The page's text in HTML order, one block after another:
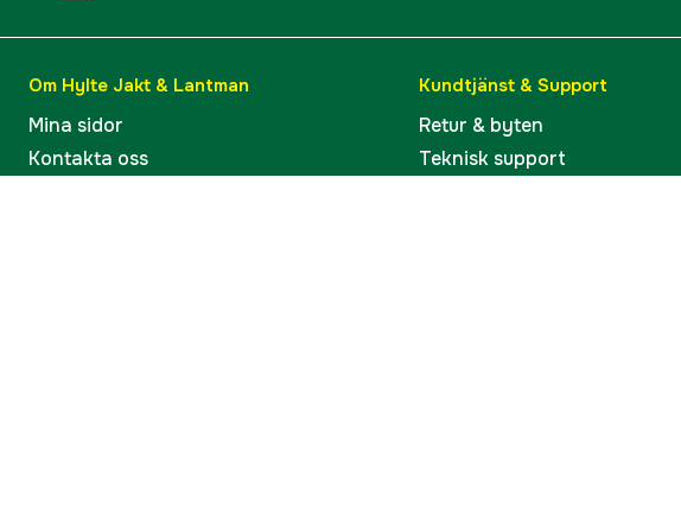
Om Hylte Jakt & Lantman
Mina sidor
Kontakta oss
Kundtjänst & Support
Retur & byten
Teknisk support